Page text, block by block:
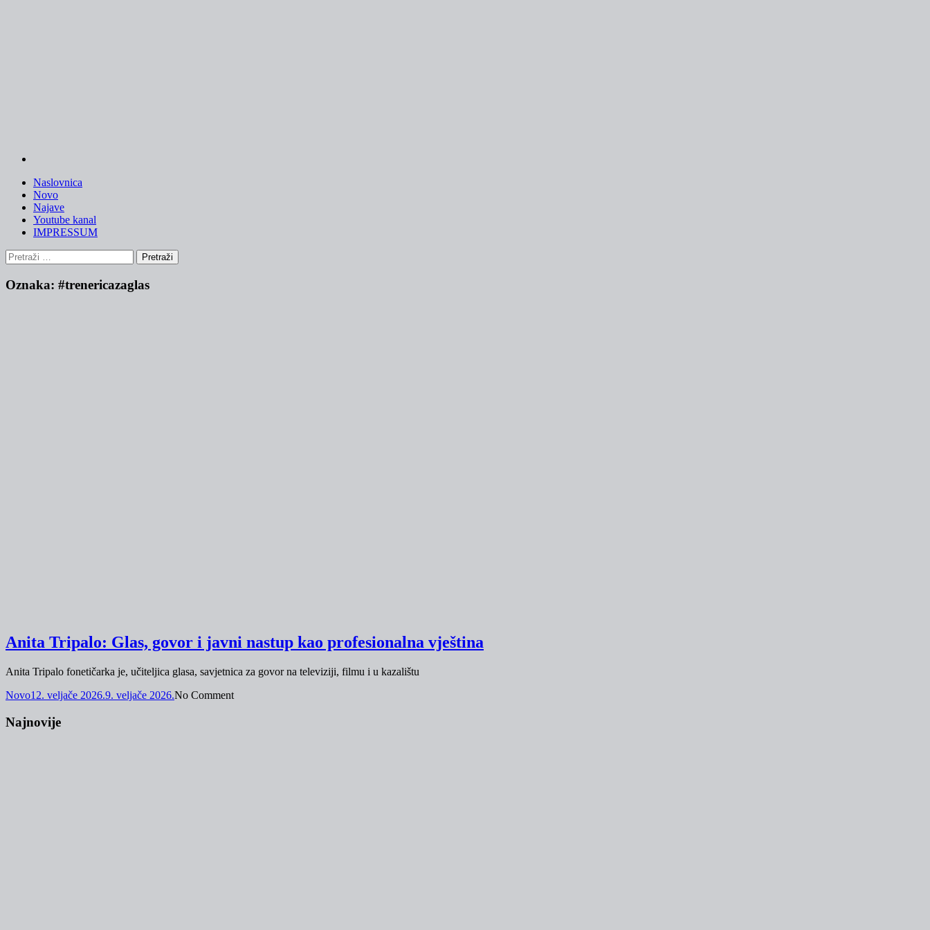
Naslovnica
Novo
Najave
Youtube kanal
IMPRESSUM
Pretraži:
Oznaka: #trenericazaglas
Anita Tripalo: Glas, govor i javni nastup kao profesionalna vještina
Anita Tripalo fonetičarka je, učiteljica glasa, savjetnica za govor na televiziji, filmu i u kazalištu
Novo12. veljače 2026.9. veljače 2026.No Comment
Najnovije